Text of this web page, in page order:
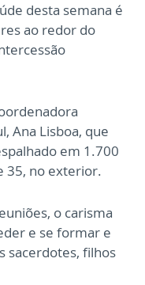
desta semana é
ao redor do
Ana Lisboa, que
em 1.700
35, no exterior.
o carisma
e se formar e
sacerdotes, filhos